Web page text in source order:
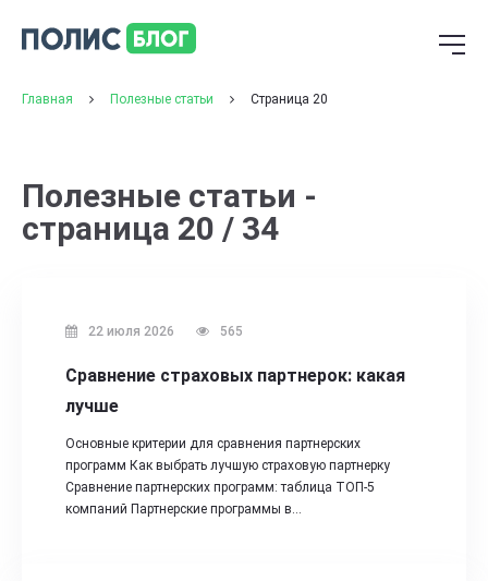
Главная Полезные статьи Страница 20
Полезные статьи -
страница 20 / 34
22 июля 2026 565
Сравнение страховых партнерок: какая
лучше
Основные критерии для сравнения партнерских
программ Как выбрать лучшую страховую партнерку
Сравнение партнерских программ: таблица ТОП-5
компаний Партнерские программы в…